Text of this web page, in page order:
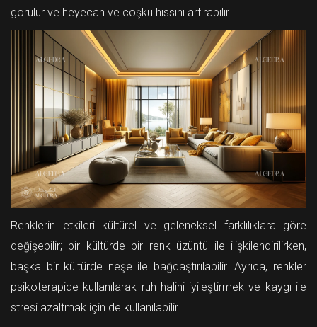
görülür ve heyecan ve coşku hissini artırabilir.
Renklerin etkileri kültürel ve geleneksel farklılıklara göre
değişebilir; bir kültürde bir renk üzüntü ile ilişkilendirilirken,
başka bir kültürde neşe ile bağdaştırılabilir. Ayrıca, renkler
psikoterapide kullanılarak ruh halini iyileştirmek ve kaygı ile
stresi azaltmak için de kullanılabilir.